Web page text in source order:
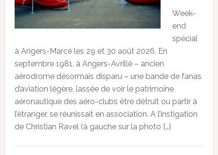
Week-
end
spécial
à Angers-Marcé les 29 et 30 août 2026. En
septembre 1981, à Angers-Avrillé – ancien
aérodrome désormais disparu – une bande de fanas
d’aviation légère, lassée de voir le patrimoine
aéronautique des aéro-clubs être détruit ou partir à
l’étranger, se réunissait en association. A l’instigation
de Christian Ravel (à gauche sur la photo […]